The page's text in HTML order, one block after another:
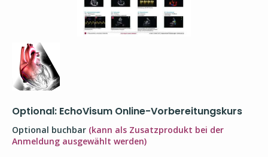
Optional: EchoVisum Online-Vorbereitungskurs
Optional buchbar (kann als Zusatzprodukt bei der
Anmeldung ausgewählt werden)